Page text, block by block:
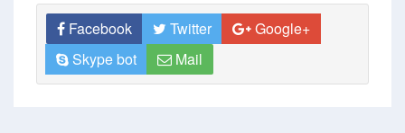
Facebook Twitter
Google+
Skype bot
Mail